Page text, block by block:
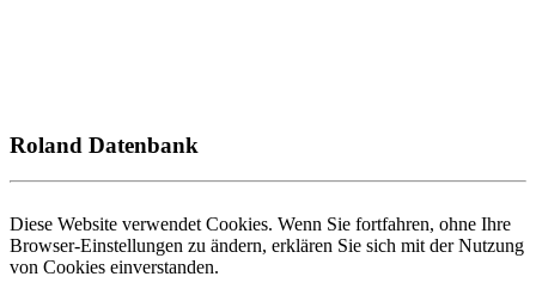
Roland Datenbank
Diese Website verwendet Cookies. Wenn Sie fortfahren, ohne Ihre
Browser-Einstellungen zu ändern, erklären Sie sich mit der Nutzung
von Cookies einverstanden.